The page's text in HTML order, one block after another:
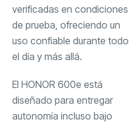
verificadas en condiciones
de prueba, ofreciendo un
uso confiable durante todo
el día y más allá.
El HONOR 600e está
diseñado para entregar
autonomía incluso bajo